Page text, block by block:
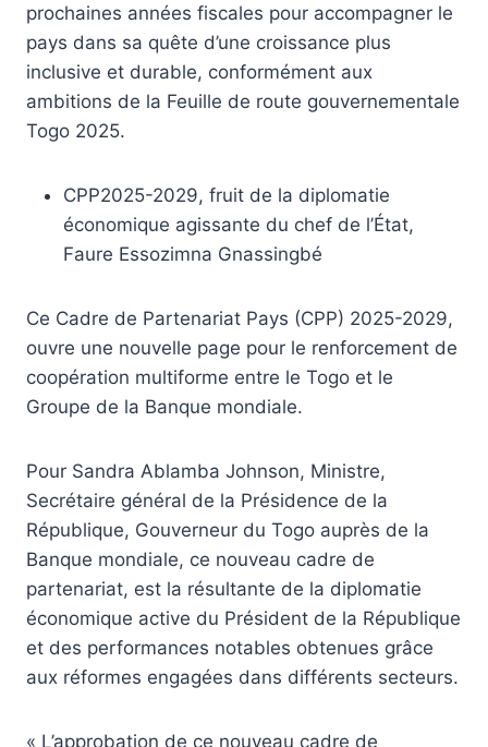
prochaines années fiscales pour accompagner le
pays dans sa quête d’une croissance plus
inclusive et durable, conformément aux
ambitions de la Feuille de route gouvernementale
Togo 2025.
CPP2025-2029, fruit de la diplomatie
économique agissante du chef de l’État,
Faure Essozimna Gnassingbé
Ce Cadre de Partenariat Pays (CPP) 2025-2029,
ouvre une nouvelle page pour le renforcement de
coopération multiforme entre le Togo et le
Groupe de la Banque mondiale.
Pour Sandra Ablamba Johnson, Ministre,
Secrétaire général de la Présidence de la
République, Gouverneur du Togo auprès de la
Banque mondiale, ce nouveau cadre de
partenariat, est la résultante de la diplomatie
économique active du Président de la République
et des performances notables obtenues grâce
aux réformes engagées dans différents secteurs.
« L’approbation de ce nouveau cadre de